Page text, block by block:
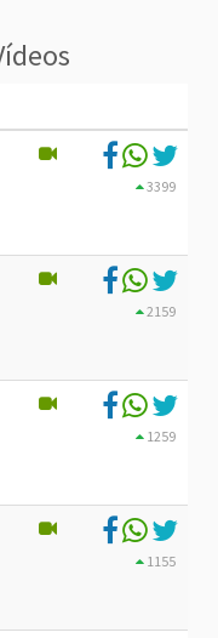
3399
2159
1259
1155